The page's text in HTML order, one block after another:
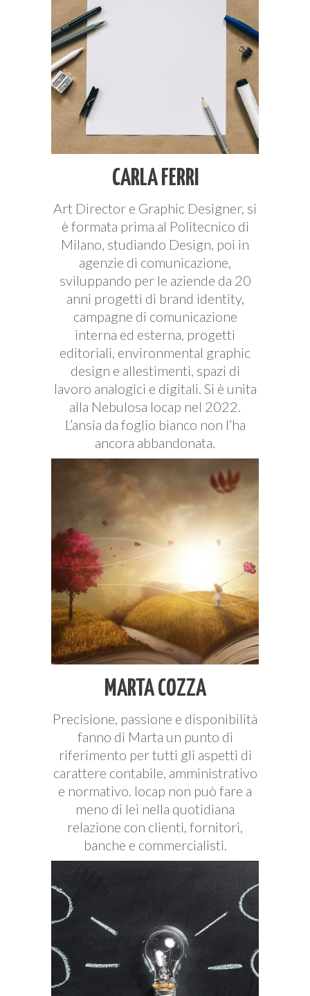
CARLA FERRI
Art Director e Graphic Designer, si
è formata prima al Politecnico di
Milano, studiando Design, poi in
agenzie di comunicazione,
sviluppando per le aziende da 20
anni progetti di brand identity,
campagne di comunicazione
interna ed esterna, progetti
editoriali, environmental graphic
design e allestimenti, spazi di
lavoro analogici e digitali. Si è unita
alla Nebulosa Iocap nel 2022.
L’ansia da foglio bianco non l’ha
ancora abbandonata.
MARTA COZZA
Precisione, passione e disponibilità
fanno di Marta un punto di
riferimento per tutti gli aspetti di
carattere contabile, amministrativo
e normativo. Iocap non può fare a
meno di lei nella quotidiana
relazione con clienti, fornitori,
banche e commercialisti.